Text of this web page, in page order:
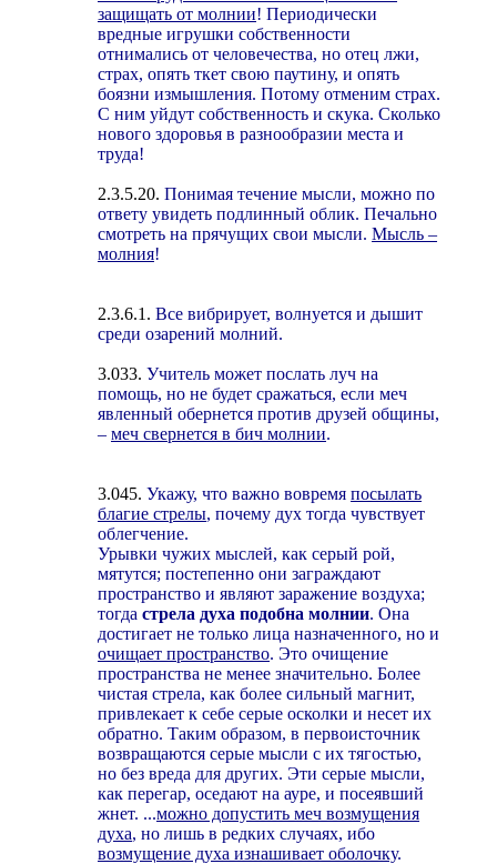
защищать от молнии! Периодически
вредные игрушки собственности
отнимались от человечества, но отец лжи,
страх, опять ткет свою паутину, и опять
боязни измышления. Потому отменим страх.
С ним уйдут собственность и скука. Сколько
нового здоровья в разнообразии места и
труда!
2.3.5.20. Понимая течение мысли, можно по
ответу увидеть подлинный облик. Печально
смотреть на прячущих свои мысли. Мысль –
молния!
2.3.6.1. Все вибрирует, волнуется и дышит
среди озарений молний.
3.033. Учитель может послать луч на
помощь, но не будет сражаться, если меч
явленный обернется против друзей общины,
– меч свернется в бич молнии.
3.045. Укажу, что важно вовремя посылать
благие стрелы, почему дух тогда чувствует
облегчение.
Урывки чужих мыслей, как серый рой,
мятутся; постепенно они заграждают
пространство и являют заражение воздуха;
тогда стрела духа подобна молнии. Она
достигает не только лица назначенного, но и
очищает пространство. Это очищение
пространства не менее значительно. Более
чистая стрела, как более сильный магнит,
привлекает к себе серые осколки и несет их
обратно. Таким образом, в первоисточник
возвращаются серые мысли с их тягостью,
но без вреда для других. Эти серые мысли,
как перегар, оседают на ауре, и посеявший
жнет. ...можно допустить меч возмущения
духа, но лишь в редких случаях, ибо
возмущение духа изнашивает оболочку.